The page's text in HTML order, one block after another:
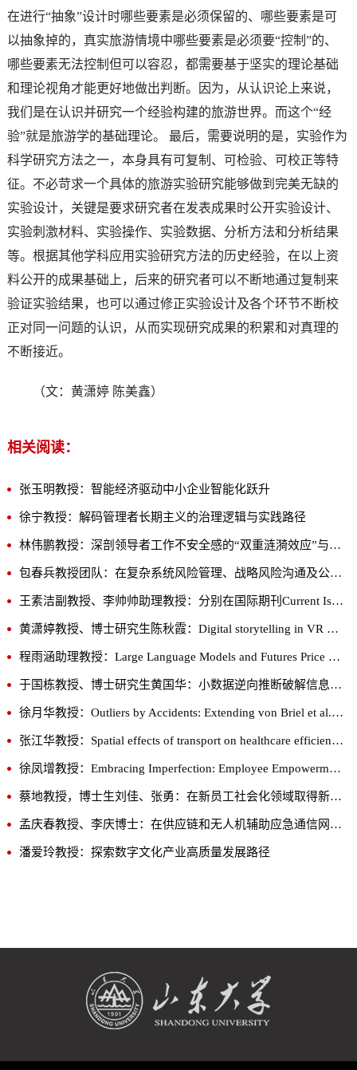
在进行“抽象”设计时哪些要素是必须保留的、哪些要素是可
以抽象掉的，真实旅游情境中哪些要素是必须要“控制”的、
哪些要素无法控制但可以容忍，都需要基于坚实的理论基础
和理论视角才能更好地做出判断。因为，从认识论上来说，
我们是在认识并研究一个经验构建的旅游世界。而这个“经
验”就是旅游学的基础理论。 最后，需要说明的是，实验作为
科学研究方法之一，本身具有可复制、可检验、可校正等特
征。不必苛求一个具体的旅游实验研究能够做到完美无缺的
实验设计，关键是要求研究者在发表成果时公开实验设计、
实验刺激材料、实验操作、实验数据、分析方法和分析结果
等。根据其他学科应用实验研究方法的历史经验，在以上资
料公开的成果基础上，后来的研究者可以不断地通过复制来
验证实验结果，也可以通过修正实验设计及各个环节不断校
正对同一问题的认识，从而实现研究成果的积累和对真理的
不断接近。
（文：黄潇婷 陈美鑫）
相关阅读：
张玉明教授：智能经济驱动中小企业智能化跃升
徐宁教授：解码管理者长期主义的治理逻辑与实践路径
林伟鹏教授：深剖领导者工作不安全感的“双重涟漪效应”与破局之道
包春兵教授团队：在复杂系统风险管理、战略风险沟通及公众风险感知等前沿领域取得系列重要突破
王素洁副教授、李帅帅助理教授：分别在国际期刊Current Issues in Tourism发表最新研究成果
黄潇婷教授、博士研究生陈秋霞：Digital storytelling in VR museums: How interaction with museum treasures affects tourists’ responses?
程雨涵助理教授：Large Language Models and Futures Price Factors in China
于国栋教授、博士研究生黄国华：小数据逆向推断破解信息不对称下的决策困境
徐月华教授：Outliers by Accidents: Extending von Briel et al.’s Theory of External Enablement through Stochastic Processes
张江华教授：Spatial effects of transport on healthcare efficiency: Evidence from China
徐凤增教授：Embracing Imperfection: Employee Empowerment and Learning from Errors from the Lens of Positive Psychology
蔡地教授，博士生刘佳、张勇：在新员工社会化领域取得新进展
孟庆春教授、李庆博士：在供应链和无人机辅助应急通信网络韧性及安全领域取得系列研究进展
潘爱玲教授：探索数字文化产业高质量发展路径